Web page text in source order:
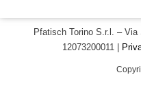
Pfatisch Torino S.r.l. – Via
12073200011 |